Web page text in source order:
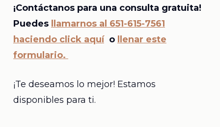
¡Contáctanos para una consulta gratuita!
Puedes
llamarnos al 651-615-7561
haciendo click aquío
llenar este
formulario.
¡Te deseamos lo mejor! Estamos
disponibles para ti.